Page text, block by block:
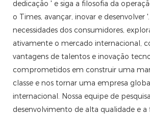
dedicação ' e siga a filosofia da
o Times, avançar, inovar e desenvolver
necessidades dos consumidores,
ativamente o mercado internacional,
vantagens de talentos e inovação
comprometidos em construir uma
classe e nos tornar uma empresa
internacional. Nossa equipe de
desenvolvimento de alta qualidade e